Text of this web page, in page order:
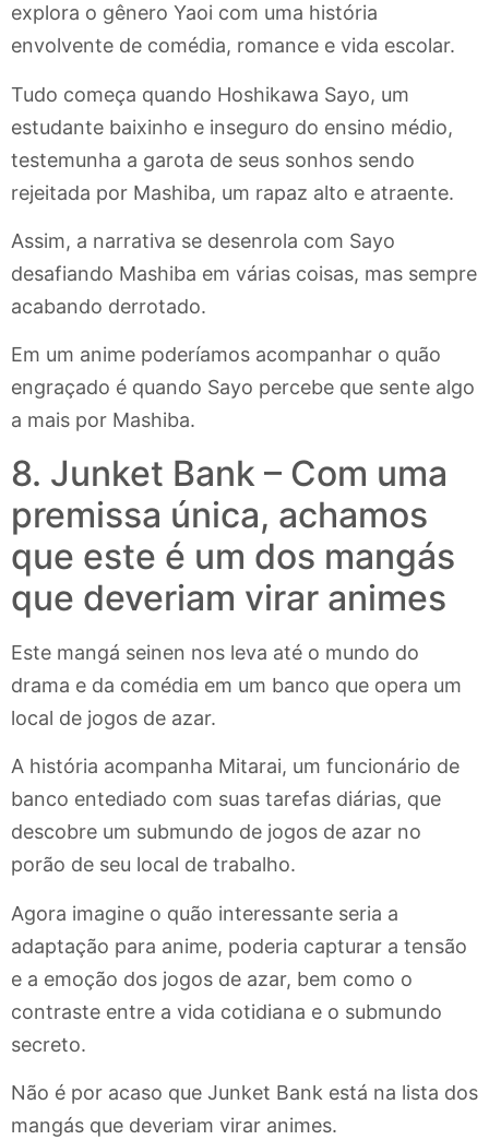
explora o gênero Yaoi com uma história
envolvente de comédia, romance e vida escolar.
Tudo começa quando Hoshikawa Sayo, um
estudante baixinho e inseguro do ensino médio,
testemunha a garota de seus sonhos sendo
rejeitada por Mashiba, um rapaz alto e atraente.
Assim, a narrativa se desenrola com Sayo
desafiando Mashiba em várias coisas, mas sempre
acabando derrotado.
Em um anime poderíamos acompanhar o quão
engraçado é quando Sayo percebe que sente algo
a mais por Mashiba.
8. Junket Bank – Com uma
premissa única, achamos
que este é um dos mangás
que deveriam virar animes
Este mangá seinen nos leva até o mundo do
drama e da comédia em um banco que opera um
local de jogos de azar.
A história acompanha Mitarai, um funcionário de
banco entediado com suas tarefas diárias, que
descobre um submundo de jogos de azar no
porão de seu local de trabalho.
Agora imagine o quão interessante seria a
adaptação para anime, poderia capturar a tensão
e a emoção dos jogos de azar, bem como o
contraste entre a vida cotidiana e o submundo
secreto.
Não é por acaso que Junket Bank está na lista dos
mangás que deveriam virar animes.